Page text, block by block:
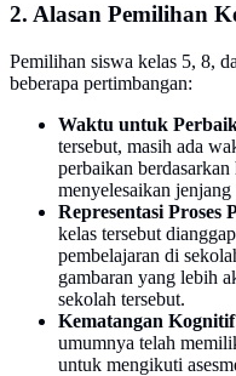
2. Alasan Pemilihan
Pemilihan siswa kelas 5, 8,
beberapa pertimbangan:
Waktu untuk
tersebut, masih ada
perbaikan berdasarkan
menyelesaikan
Representasi Proses
kelas tersebut
pembelajaran di
gambaran yang lebih
sekolah tersebut.
Kematangan Kognitif
umumnya telah
untuk mengikuti